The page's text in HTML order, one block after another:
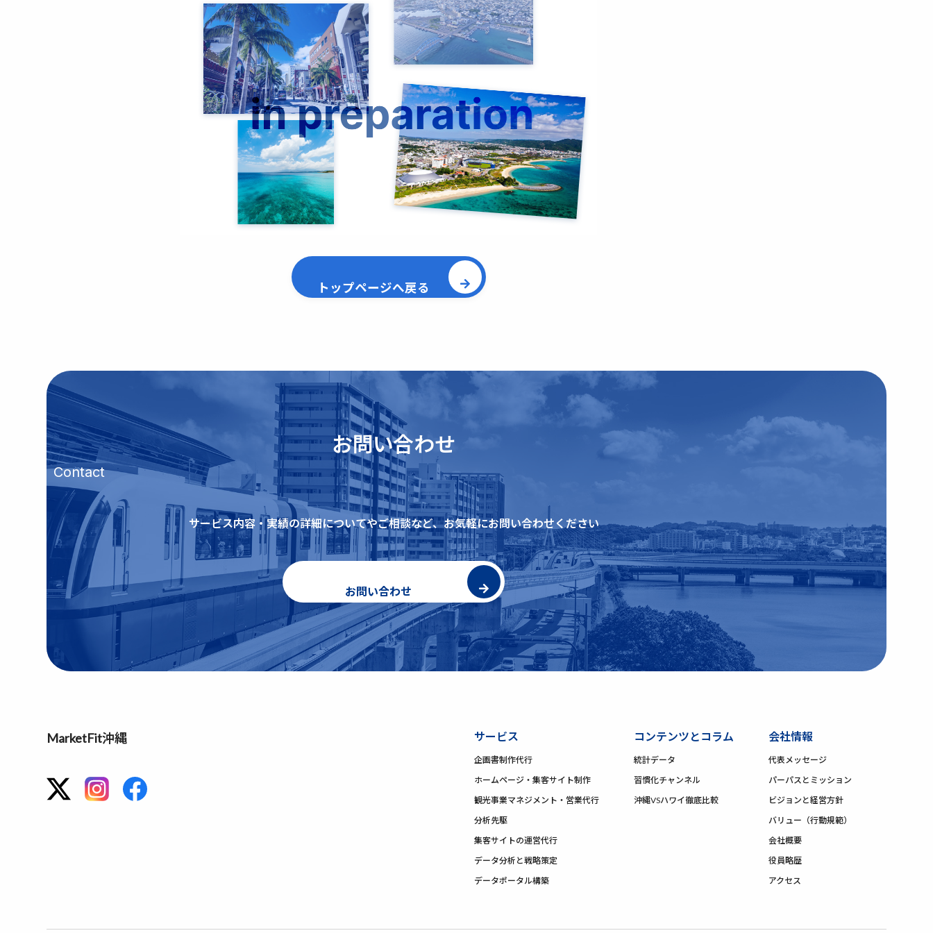
トップページへ戻る
お問い合わせ
Contact
サービス内容・実績の詳細についてやご相談など、お気軽にお問い合わせください
お問い合わせ
MarketFit沖縄 サービス
企画書制作代行
ホームページ・集客サイト制作
観光事業マネジメント・営業代行
分析先駆
集客サイトの運営代行
データ分析と戦略策定
データポータル構築
コンテンツとコラム
統計データ
習慣化チャンネル
沖縄VSハワイ徹底比較
会社情報
代表メッセージ
パーパスとミッション
ビジョンと経営方針
バリュー（行動規範）
会社概要
役員略歴
アクセス